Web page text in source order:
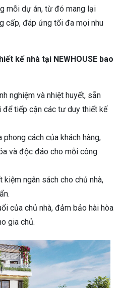
mỗi dự án, từ đó mang lại
cấp, đáp ứng tối đa mọi nhu
kế nhà tại NEWHOUSE bao
nghiệm và nhiệt huyết, sẵn
tiếp cận các tư duy thiết kế
cách của khách hàng,
và độc đáo cho mỗi công
ngân sách cho chủ nhà,
của chủ nhà, đảm bảo hài hòa
gia chủ.